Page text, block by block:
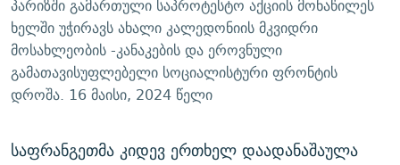
პარიზში გამართული საპროტესტო აქციის მონაწილეს
ხელში უჭირავს ახალი კალედონიის მკვიდრი
მოსახლეობის -კანაკების და ეროვნული
გამათავისუფლებელი სოციალისტური ფრონტის
დროშა. 16 მაისი, 2024 წელი
საფრანგეთმა კიდევ ერთხელ დაადანაშაულა